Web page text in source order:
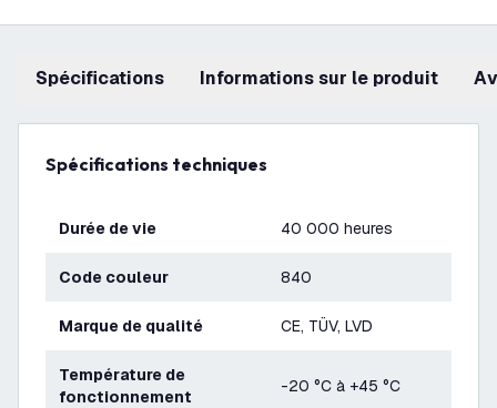
Spécifications Informations sur le produit
Spécifications techniques
Durée de vie 40 000 heures
Code couleur 840
Marque de qualité CE, TÜV, LVD
Température de
fonctionnement
-20 °C à +45 °C